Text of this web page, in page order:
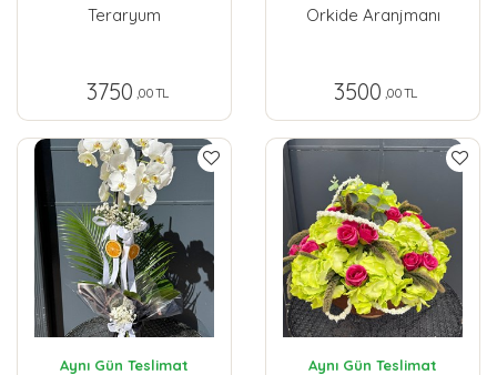
Teraryum
3750 ,00 TL
Orkide Aranjmanı
3500 ,00 TL
Aynı Gün Teslimat Aynı Gün Teslimat